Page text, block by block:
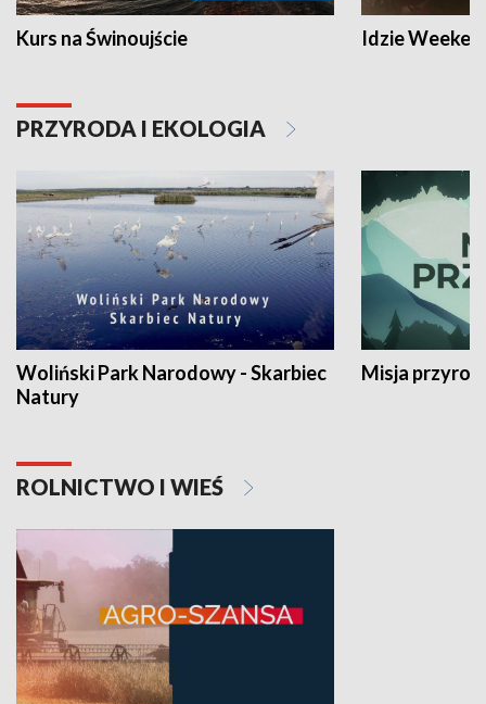
Kurs na Świnoujście Idzie
PRZYRODA I EKOLOGIA
Woliński Park Narodowy - Skarbiec
Natury
Misja
ROLNICTWO I WIEŚ